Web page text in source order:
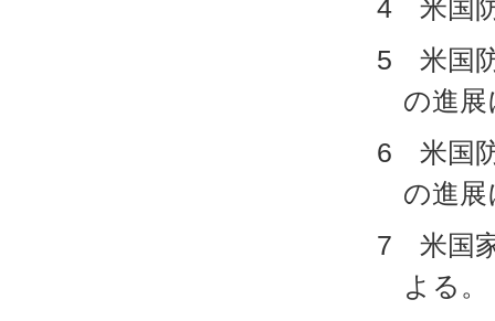
4 米国
5 米国
の進
6 米国
の進
7 米国家
よる。